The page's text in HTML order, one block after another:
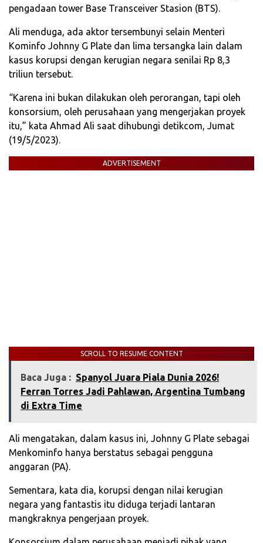
pengadaan tower Base Transceiver Stasion (BTS).
Ali menduga, ada aktor tersembunyi selain Menteri
Kominfo Johnny G Plate dan lima tersangka lain dalam
kasus korupsi dengan kerugian negara senilai Rp 8,3
triliun tersebut.
“Karena ini bukan dilakukan oleh perorangan, tapi oleh
konsorsium, oleh perusahaan yang mengerjakan proyek
itu,” kata Ahmad Ali saat dihubungi detikcom, Jumat
(19/5/2023).
ADVERTISEMENT
SCROLL TO RESUME CONTENT
Baca Juga : ‎Spanyol Juara Piala Dunia 2026!
Ferran Torres Jadi Pahlawan, Argentina Tumbang
di Extra Time
Ali mengatakan, dalam kasus ini, Johnny G Plate sebagai
Menkominfo hanya berstatus sebagai pengguna
anggaran (PA).
Sementara, kata dia, korupsi dengan nilai kerugian
negara yang fantastis itu diduga terjadi lantaran
mangkraknya pengerjaan proyek.